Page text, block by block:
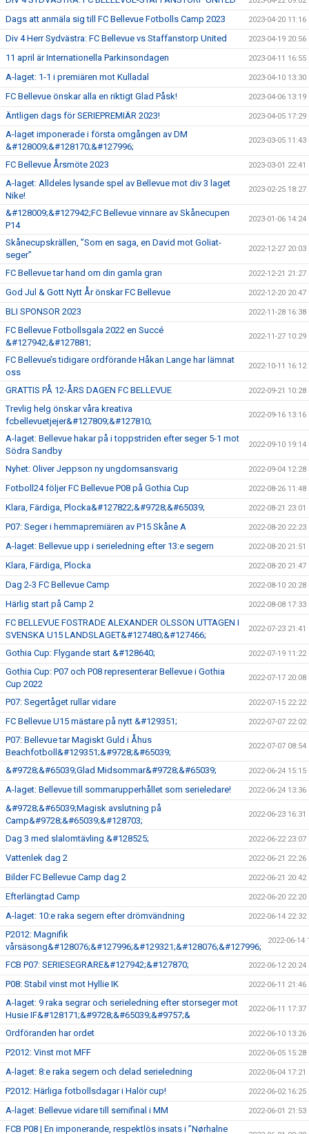
Dags att anmäla sig till FC Bellevue Fotbolls Camp 2023 2023-04-20 11:16
Div 4 Herr Sydvästra: FC Bellevue vs Staffanstorp United 2023-04-19 20:56
11 april är Internationella Parkinsondagen 2023-04-11 16:55
A-laget: 1-1 i premiären mot Kulladal 2023-04-10 13:30
FC Bellevue önskar alla en riktigt Glad Påsk! 2023-04-06 13:19
Äntligen dags för SERIEPREMIÄR 2023! 2023-04-05 17:29
A-laget imponerade i första omgången av DM
&#128009;&#128170;&#127996;
2023-03-05 11:43
FC Bellevue Årsmöte 2023 2023-03-01 22:41
A-laget: Alldeles lysande spel av Bellevue mot div 3 laget
Nike!
2023-02-25 18:27
&#128009;&#127942;FC Bellevue vinnare av Skånecupen
P14
2023-01-06 14:24
Skånecupskrällen, ”Som en saga, en David mot Goliat-
seger”
2022-12-27 20:03
FC Bellevue tar hand om din gamla gran 2022-12-21 21:27
God Jul & Gott Nytt År önskar FC Bellevue 2022-12-20 20:47
BLI SPONSOR 2023 2022-11-28 16:38
FC Bellevue Fotbollsgala 2022 en Succé
&#127942;&#127881;
2022-11-27 10:29
FC Bellevue’s tidigare ordförande Håkan Lange har lämnat
oss
2022-10-11 16:12
GRATTIS PÅ 12-ÅRS DAGEN FC BELLEVUE 2022-09-21 10:28
Trevlig helg önskar våra kreativa
fcbellevuetjejer&#127809;&#127810;
2022-09-16 13:16
A-laget: Bellevue hakar på i toppstriden efter seger 5-1 mot
Södra Sandby
2022-09-10 19:14
Nyhet: Oliver Jeppson ny ungdomsansvarig 2022-09-04 12:28
Fotboll24 följer FC Bellevue P08 på Gothia Cup 2022-08-26 11:48
Klara, Färdiga, Plocka&#127822;&#9728;&#65039; 2022-08-21 23:01
P07: Seger i hemmapremiären av P15 Skåne A 2022-08-20 22:23
A-laget: Bellevue upp i serieledning efter 13:e segern 2022-08-20 21:51
Klara, Färdiga, Plocka 2022-08-20 21:47
Dag 2-3 FC Bellevue Camp 2022-08-10 20:28
Härlig start på Camp 2 2022-08-08 17:33
FC BELLEVUE FOSTRADE ALEXANDER OLSSON UTTAGEN I
SVENSKA U15 LANDSLAGET&#127480;&#127466;
2022-07-23 21:41
Gothia Cup: Flygande start &#128640; 2022-07-19 11:22
Gothia Cup: P07 och P08 representerar Bellevue i Gothia
Cup 2022
2022-07-17 20:08
P07: Segertåget rullar vidare 2022-07-15 22:22
FC Bellevue U15 mästare på nytt &#129351; 2022-07-07 22:02
P07: Bellevue tar Magiskt Guld i Åhus
Beachfotboll&#129351;&#9728;&#65039;
2022-07-07 08:54
&#9728;&#65039;Glad Midsommar&#9728;&#65039; 2022-06-24 15:15
A-laget: Bellevue till sommarupperhållet som serieledare! 2022-06-24 13:36
&#9728;&#65039;Magisk avslutning på
Camp&#9728;&#65039;&#128703;
2022-06-23 16:31
Dag 3 med slalomtävling &#128525; 2022-06-22 23:07
Vattenlek dag 2 2022-06-21 22:26
Bilder FC Bellevue Camp dag 2 2022-06-21 20:42
Efterlängtad Camp 2022-06-20 22:20
A-laget: 10:e raka segern efter drömvändning 2022-06-14 22:32
P2012: Magnifik
vårsäsong&#128076;&#127996;&#129321;&#128076;&#127996;
2022-06-14
FCB P07: SERIESEGRARE&#127942;&#127870; 2022-06-12 20:24
P08: Stabil vinst mot Hyllie IK 2022-06-11 21:46
A-laget: 9 raka segrar och serieledning efter storseger mot
Husie IF&#128171;&#9728;&#65039;&#9757;&
2022-06-11 17:37
Ordföranden har ordet 2022-06-10 13:26
P2012: Vinst mot MFF 2022-06-05 15:28
A-laget: 8:e raka segern och delad serieledning 2022-06-04 17:21
P2012: Härliga fotbollsdagar i Halör cup! 2022-06-02 16:25
A-laget: Bellevue vidare till semifinal i MM 2022-06-01 21:53
FCB P08 | En imponerande, respektlös insats i ”Nørhalne